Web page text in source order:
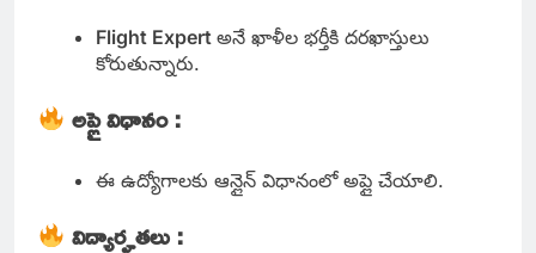
Flight Expert అనే ఖాళీల భర్తీకి దరఖాస్తులు
కోరుతున్నారు.
అప్లై విధానం :
ఈ ఉద్యోగాలకు ఆన్లైన్ విధానంలో అప్లై చేయాలి.
విద్యార్హతలు :